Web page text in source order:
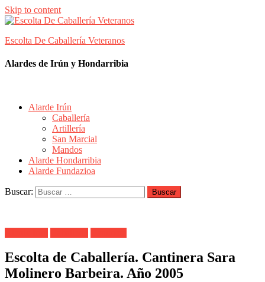
Skip to content
Escolta De Caballería Veteranos
Alardes de Irún y Hondarribia
Alarde Irún
Caballería
Artillería
San Marcial
Mandos
Alarde Hondarribia
Alarde Fundazioa
Buscar:
Escolta de Caballería. Cantinera Sara
Molinero Barbeira. Año 2005